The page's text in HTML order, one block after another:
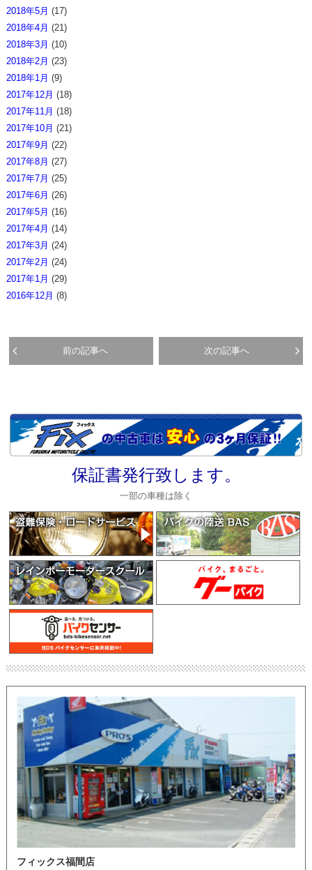
2018年5月 (17)
2018年4月 (21)
2018年3月 (10)
2018年2月 (23)
2018年1月 (9)
2017年12月 (18)
2017年11月 (18)
2017年10月 (21)
2017年9月 (22)
2017年8月 (27)
2017年7月 (25)
2017年6月 (26)
2017年5月 (16)
2017年4月 (14)
2017年3月 (24)
2017年2月 (24)
2017年1月 (29)
2016年12月 (8)
前の記事へ 次の記事へ
保証書発行致します。
一部の車種は除く
フィックス福間店